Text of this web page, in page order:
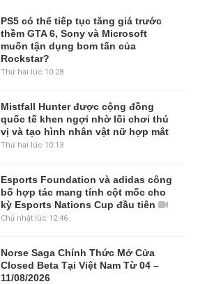
PS5 có thể tiếp tục tăng giá trước
thềm GTA 6, Sony và Microsoft
muốn tận dụng bom tấn của
Rockstar?
Thứ hai lúc 10:28
Mistfall Hunter được cộng đồng
quốc tế khen ngợi nhờ lối chơi thú
vị và tạo hình nhân vật nữ hợp mắt
Thứ hai lúc 10:13
Esports Foundation và adidas công
bố hợp tác mang tính cột mốc cho
kỳ Esports Nations Cup đầu tiên
Chủ nhật lúc 12:46
Norse Saga Chính Thức Mở Cửa
Closed Beta Tại Việt Nam Từ 04 –
11/08/2026